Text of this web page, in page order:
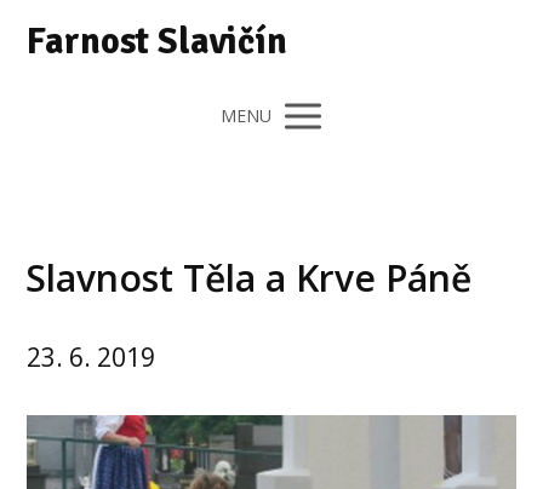
Farnost Slavičín
MENU
Slavnost Těla a Krve Páně
23. 6. 2019